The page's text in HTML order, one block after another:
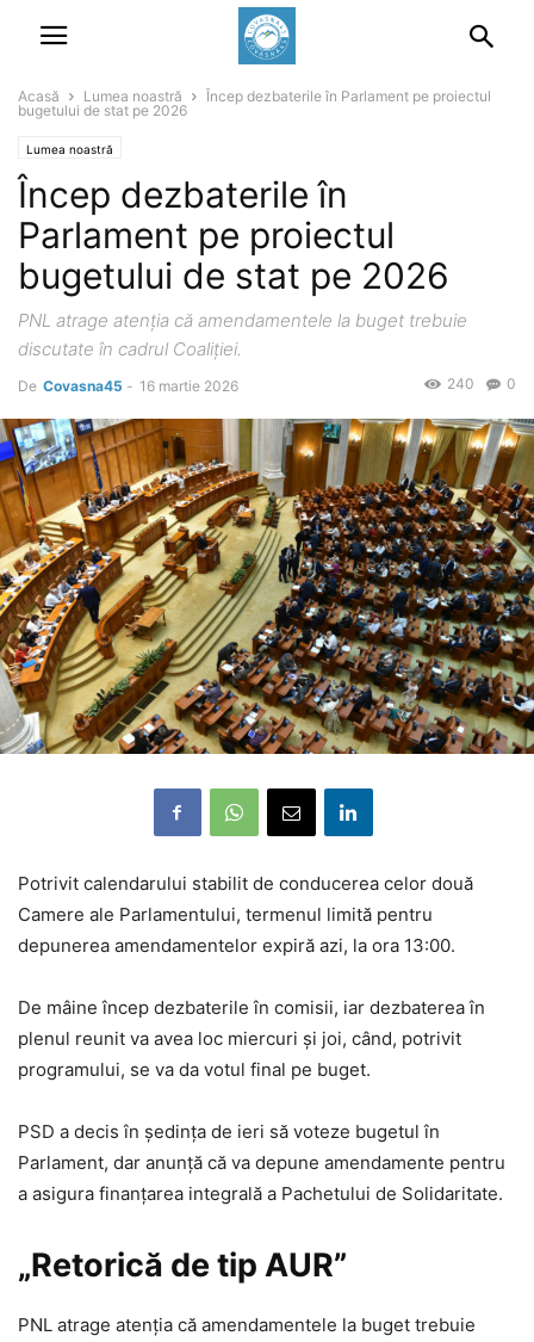
Acasă Lumea noastră
Încep dezbaterile în Parlament pe proiectul
bugetului de stat pe 2026
Lumea noastră
Încep dezbaterile în
Parlament pe proiectul
bugetului de stat pe 2026
PNL atrage atenţia că amendamentele la buget trebuie
discutate în cadrul Coaliţiei.
De Covasna45 - 16 martie 2026 0
240
Potrivit calendarului stabilit de conducerea celor două
Camere ale Parlamentului, termenul limită pentru
depunerea amendamentelor expiră azi, la ora 13:00.
De mâine încep dezbaterile în comisii, iar dezbaterea în
plenul reunit va avea loc miercuri şi joi, când, potrivit
programului, se va da votul final pe buget.
PSD a decis în şedinţa de ieri să voteze bugetul în
Parlament, dar anunţă că va depune amendamente pentru
a asigura finanţarea integrală a Pachetului de Solidaritate.
„Retorică de tip AUR”
PNL atrage atenţia că amendamentele la buget trebuie